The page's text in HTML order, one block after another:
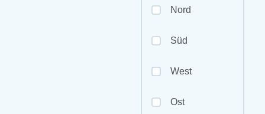
Nord
Süd
West
Ost